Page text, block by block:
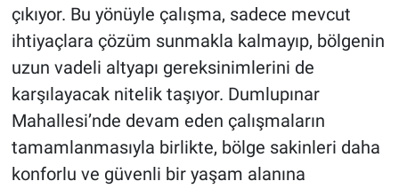
çıkıyor. Bu yönüyle çalışma, sadece mevcut
ihtiyaçlara çözüm sunmakla kalmayıp, bölgenin
uzun vadeli altyapı gereksinimlerini de
karşılayacak nitelik taşıyor. Dumlupınar
Mahallesi’nde devam eden çalışmaların
tamamlanmasıyla birlikte, bölge sakinleri daha
konforlu ve güvenli bir yaşam alanına